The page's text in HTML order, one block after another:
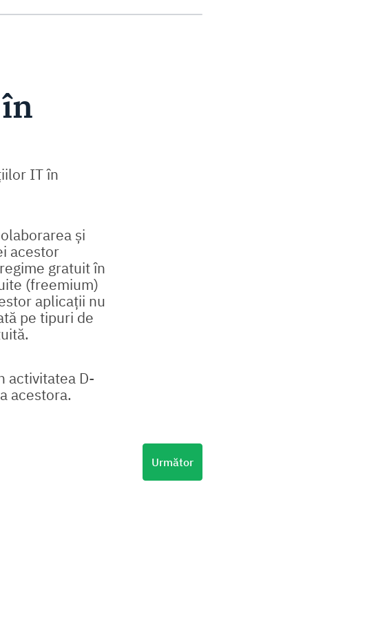
IT în
și
acestor
gratuit în
(freemium)
aplicații nu
pe tipuri de
activitatea D-
acestora.
Următor